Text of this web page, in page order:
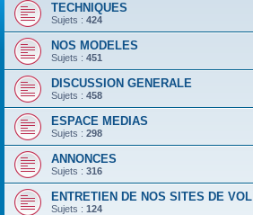
TECHNIQUES
Sujets : 424
NOS MODELES
Sujets : 451
DISCUSSION GENERALE
Sujets : 458
ESPACE MEDIAS
Sujets : 298
ANNONCES
Sujets : 316
ENTRETIEN DE NOS SITES DE VOL
Sujets : 124